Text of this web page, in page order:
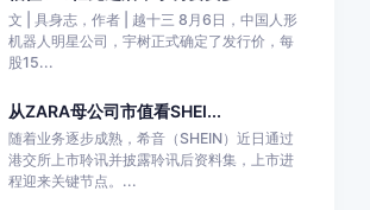
文 | 具身志，作者 | 越十三 8月6日，中国人形
机器人明星公司，宇树正式确定了发行价，每
股15...
从ZARA母公司市值看SHEI...
随着业务逐步成熟，希音（SHEIN）近日通过
港交所上市聆讯并披露聆讯后资料集，上市进
程迎来关键节点。...